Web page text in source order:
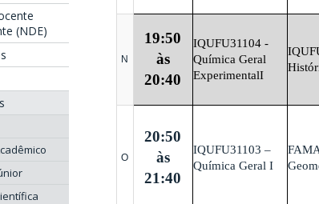
(NDE)
N
19:50
às
20:40
IQUFU31104 -
Química Geral
ExperimentalI
O
20:50
às
21:40
IQUFU31103 –
Química Geral I